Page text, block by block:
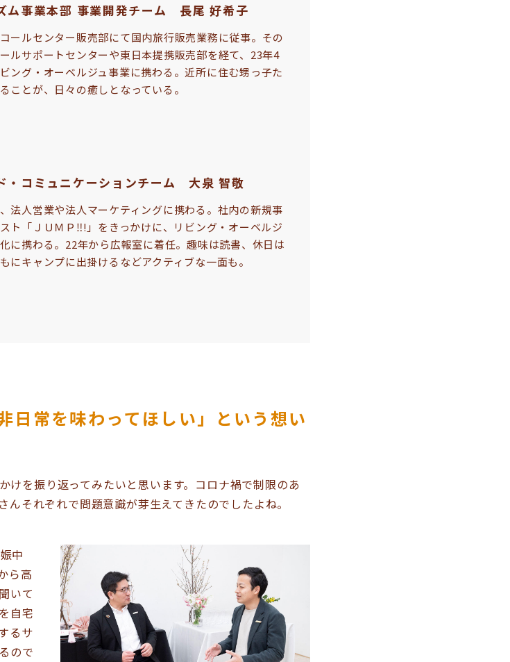
ム事業本部 事業開発チーム 長尾 好希子
ールセンター販売部にて国内旅行販売業務に従事。その
ルサポートセンターや東日本提携販売部を経て、23年4
ング・オーベルジュ事業に携わる。近所に住む甥っ子た
ことが、日々の癒しとなっている。
・コミュニケーションチーム 大泉 智敬
法人営業や法人マーケティングに携わる。社内の新規事
ト「ＪＵＭＰ‼!」をきっかけに、リビング・オーベルジ
に携わる。22年から広報室に着任。趣味は読書、休日は
にキャンプに出掛けるなどアクティブな一面も。
日常を味わってほしい」という想い
けを振り返ってみたいと思います。コロナ禍で制限のあ
それぞれで問題意識が芽生えてきたのでしたよね。
中
ら高
いて
自宅
るサ
ので